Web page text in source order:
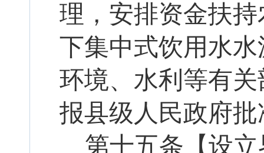
理，安排资金扶
下集中式饮用水
环境、水利等有
报县级人民政府
第十五条【设